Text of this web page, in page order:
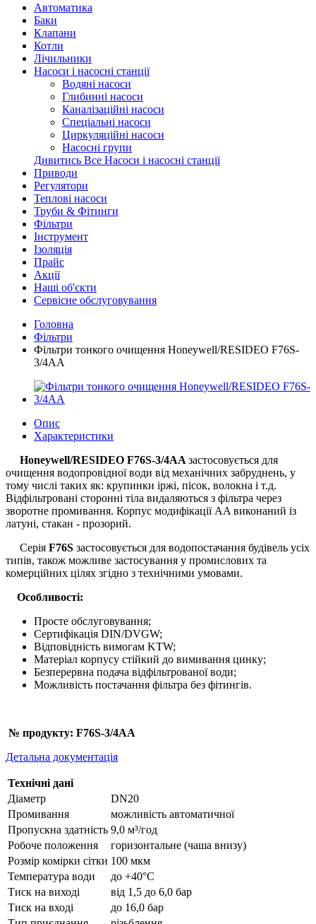
Автоматика
Баки
Клапани
Котли
Лічильники
Насоси і насосні станції
Водяні насоси
Глибинні насоси
Каналізаційні насоси
Спеціальні насоси
Циркуляційні насоси
Насосні групи
Дивитись Все Насоси і насосні станції
Приводи
Регулятори
Теплові насоси
Труби & Фітинги
Фільтри
Інструмент
Ізоляція
Прайс
Акції
Наші об'єкти
Сервісне обслуговування
Головна
Фільтри
Фільтри тонкого очищення Honeywell/RESIDEO F76S-
3/4AA
Опис
Характеристики
Honeywell/RESIDEO F76S-3/4AA застосовується для
очищення водопровідної води від механічних забруднень, у
тому числі таких як: крупинки іржі, пісок, волокна і т.д.
Відфільтровані сторонні тіла видаляються з фільтра через
зворотне промивання. Корпус модифікації AA виконаний із
латуні, стакан - прозорий.
Серія F76S застосовується для водопостачання будівель усіх
типів, також можливе застосування у промислових та
комерційних цілях згідно з технічними умовами.
Особливості:
Просте обслуговування;
Сертифікація DIN/DVGW;
Відповідність вимогам KTW;
Матеріал корпусу стійкий до вимивання цинку;
Безперервна подача відфільтрованої води;
Можливість постачання фільтра без фітингів.
№ продукту: F76S-3/4AA
Детальна документація
Технічні дані
Діаметр
DN20
Промивання
можливість автоматичної
Пропускна здатність 9,0 м³/год
Робоче положення
горизонтальне (чаша внизу)
Розмір комірки сітки 100 мкм
Температура води
до +40°C
Тиск на виході
від 1,5 до 6,0 бар
Тиск на вході
до 16,0 бар